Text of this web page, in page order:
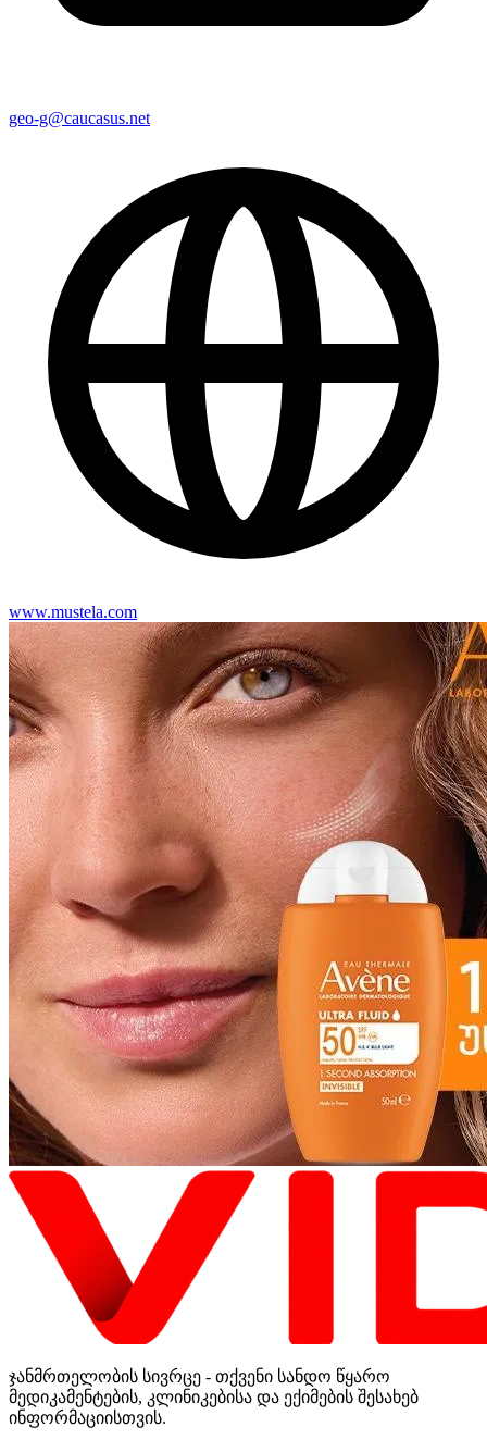
geo-g@caucasus.net
www.mustela.com
ჯანმრთელობის სივრცე - თქვენი სანდო წყარო
მედიკამენტების, კლინიკებისა და ექიმების შესახებ
ინფორმაციისთვის.